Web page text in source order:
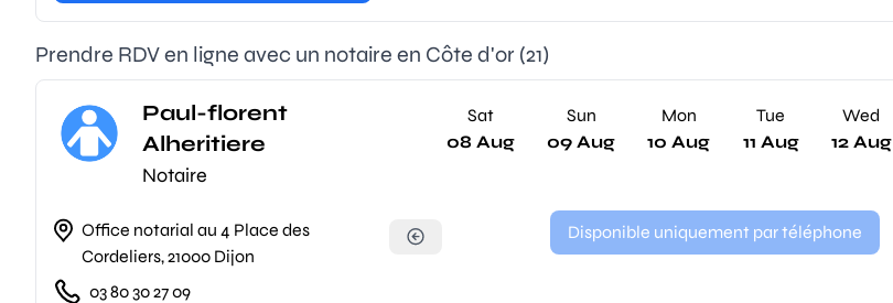
Prendre RDV en ligne avec un notaire en Côte d'or (21)
Paul-florent
Alheritiere
Notaire
Office notarial au 4 Place des
Cordeliers, 21000 Dijon
03 80 30 27 09
Sat
08 Aug
Sun
09 Aug
Mon
10 Aug
Tue
11 Aug
Wed
12 Aug
Disponible uniquement par téléphone